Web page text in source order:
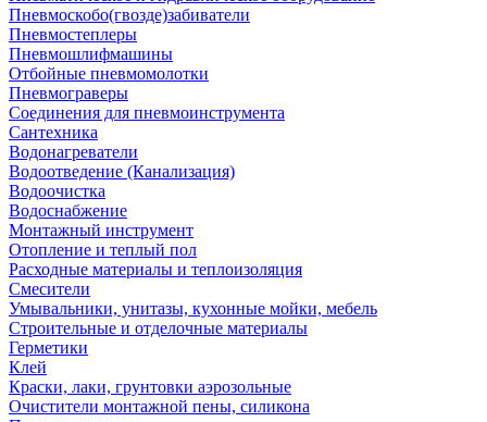
Пневмоскобо(гвозде)забиватели
Пневмостеплеры
Пневмошлифмашины
Отбойные пневмомолотки
Пневмограверы
Соединения для пневмоинструмента
Сантехника
Водонагреватели
Водоотведение (Канализация)
Водоочистка
Водоснабжение
Монтажный инструмент
Отопление и теплый пол
Расходные материалы и теплоизоляция
Смесители
Умывальники, унитазы, кухонные мойки, мебель
Строительные и отделочные материалы
Герметики
Клей
Краски, лаки, грунтовки аэрозольные
Очистители монтажной пены, силикона